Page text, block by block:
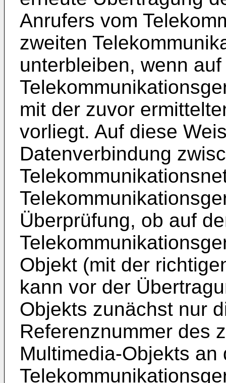
Anrufers vom
zweiten
unterbleiben, wenn
mit der zuvor
vorliegt. Auf diese
Datenverbindung
Überprüfung, ob auf
Objekt (mit der
kann vor der
Objekts zunächst nur
Referenznummer des
Multimedia-Objekts an